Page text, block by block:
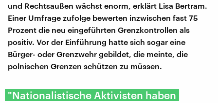
und Rechtsaußen wächst enorm, erklärt Lisa Bertram.
Einer Umfrage zufolge bewerten inzwischen fast 75
Prozent die neu eingeführten Grenzkontrollen als
positiv. Vor der Einführung hatte sich sogar eine
Bürger- oder Grenzwehr gebildet, die meinte, die
polnischen Grenzen schützen zu müssen.
"Nationalistische Aktivisten haben